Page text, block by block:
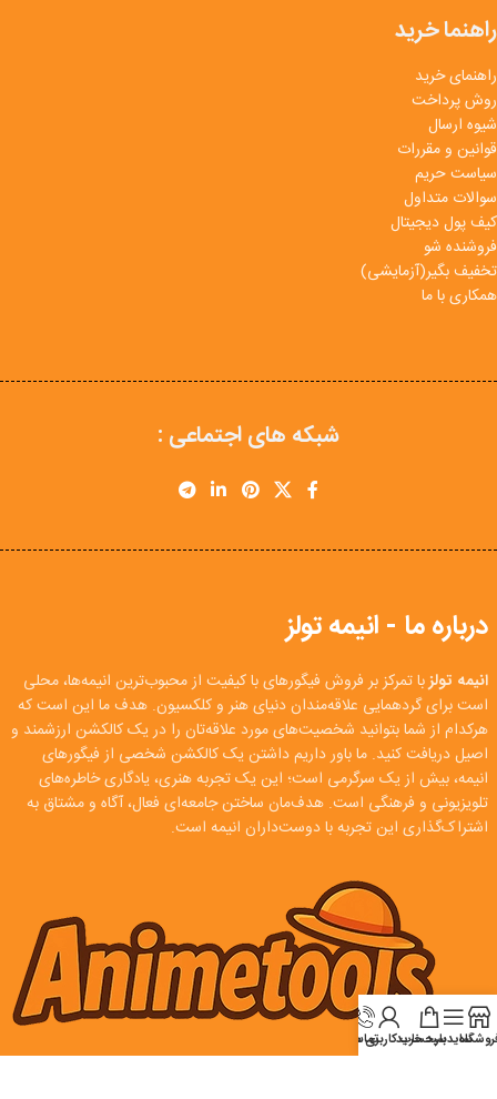
راهنما خرید
راهنمای خرید
روش پرداخت
شیوه ارسال
قوانین و مقررات
سیاست حریم
سوالات متداول
کیف پول دیجیتال
فروشنده شو
تخفیف بگیر(آزمایشی)
همکاری با ما
شبکه های اجتماعی :
درباره ما - انیمه تولز
انیمه تولزبا تمرکز بر فروش فیگورهای با کیفیت از محبوب‌ترین انیمه‌ها، محلی
است برای گردهمایی علاقه‌مندان دنیای هنر و کلکسیون. هدف ما این است که
هرکدام از شما بتوانید شخصیت‌های مورد علاقه‌تان را در یک کالکشن ارزشمند و
اصیل دریافت کنید. ما باور داریم داشتن یک کالکشن شخصی از فیگورهای
انیمه، بیش از یک سرگرمی است؛ این یک تجربه هنری، یادگاری خاطره‌های
تلویزیونی و فرهنگی است. هدف‌مان ساختن جامعه‌ای فعال، آگاه و مشتاق به
اشتراک‌گذاری این تجربه با دوست‌داران انیمه است.
سایدبارسبد خرید
حساب کاربری من
تماس